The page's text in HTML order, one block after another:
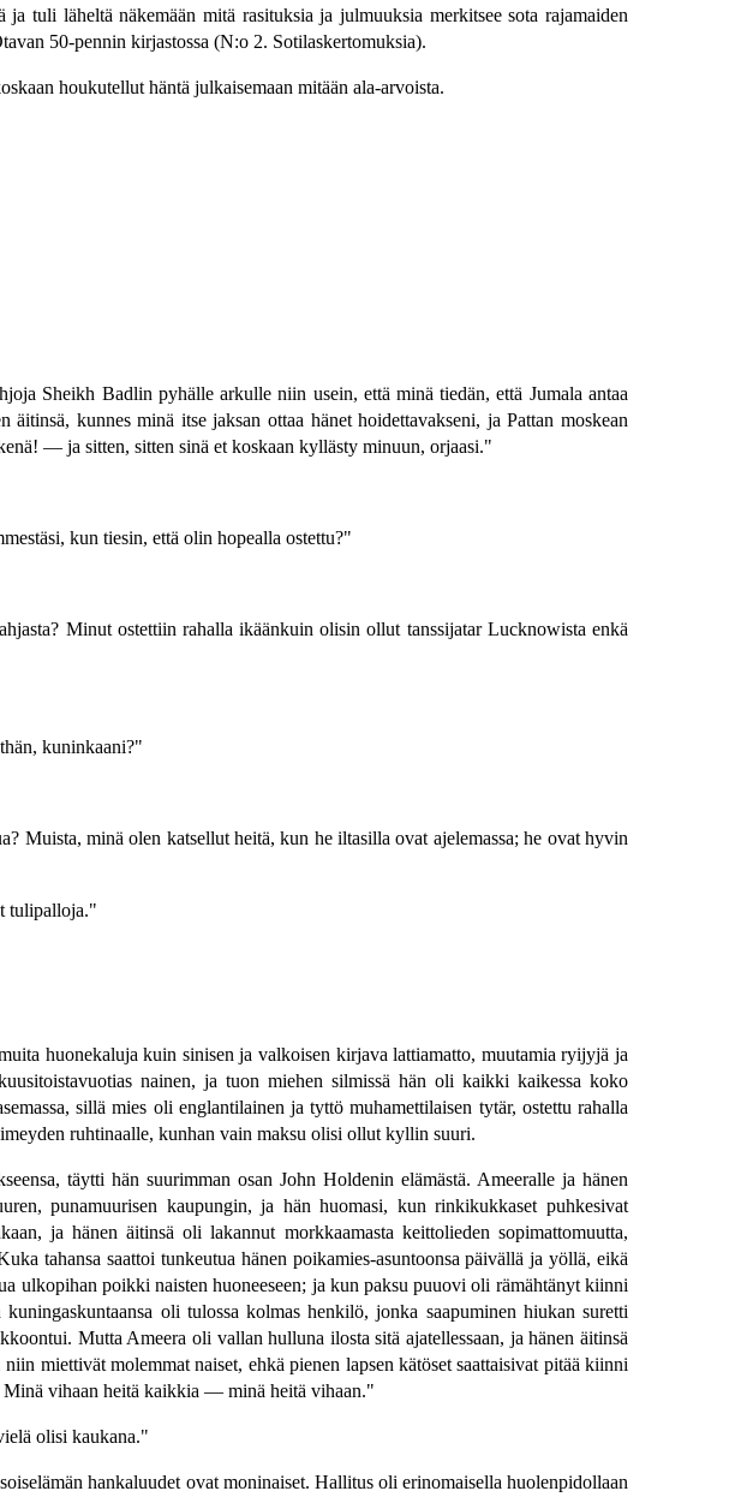
tuli läheltä näkemään mitä rasituksia ja julmuuksia merkitsee sota rajamaiden
50-pennin kirjastossa (N:o 2. Sotilaskertomuksia).
houkutellut häntä julkaisemaan mitään ala-arvoista.
Sheikh Badlin pyhälle arkulle niin usein, että minä tiedän, että Jumala antaa
kunnes minä itse jaksan ottaa hänet hoidettavakseni, ja Pattan moskean
— ja sitten, sitten sinä et koskaan kyllästy minuun, orjaasi."
kun tiesin, että olin hopealla ostettu?"
Minut ostettiin rahalla ikäänkuin olisin ollut tanssijatar Lucknowista enkä
kuninkaani?"
minä olen katsellut heitä, kun he iltasilla ovat ajelemassa; he ovat hyvin
tulipalloja."
huonekaluja kuin sinisen ja valkoisen kirjava lattiamatto, muutamia ryijyjä ja
nainen, ja tuon miehen silmissä hän oli kaikki kaikessa koko
sillä mies oli englantilainen ja tyttö muhamettilaisen tytär, ostettu rahalla
ruhtinaalle, kunhan vain maksu olisi ollut kyllin suuri.
täytti hän suurimman osan John Holdenin elämästä. Ameeralle ja hänen
punamuurisen kaupungin, ja hän huomasi, kun rinkikukkaset puhkesivat
ja hänen äitinsä oli lakannut morkkaamasta keittolieden sopimattomuutta,
tahansa saattoi tunkeutua hänen poikamies-asuntoonsa päivällä ja yöllä, eikä
ulkopihan poikki naisten huoneeseen; ja kun paksu puuovi oli rämähtänyt kiinni
oli tulossa kolmas henkilö, jonka saapuminen hiukan suretti
Mutta Ameera oli vallan hulluna ilosta sitä ajatellessaan, ja hänen äitinsä
miettivät molemmat naiset, ehkä pienen lapsen kätöset saattaisivat pitää kiinni
Minä vihaan heitä kaikkia — minä heitä vihaan."
olisi kaukana."
hankaluudet ovat moninaiset. Hallitus oli erinomaisella huolenpidollaan